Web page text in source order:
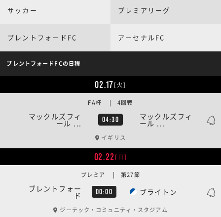
サッカー プレミアリーグ
ブレントフォードFC アーセナルFC
ブレントフォードFCの日程
02.17[火]
マックルズフィ
ール ... 04:30 マックルズフィ
ール ...
FA杯 | 4回戦
イギリス
02.22[日]
ブレントフォー
ド 00:00 ブライトン
プレミア | 第27節
ジーテック・コミュニティ・スタジアム